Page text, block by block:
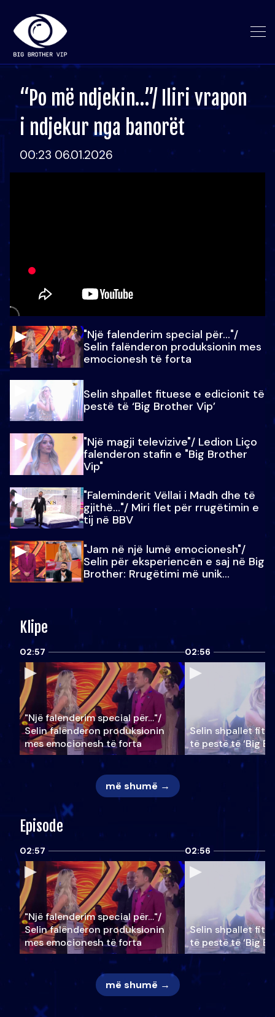
“Po më ndjekin…”/ Iliri vrapon
i ndjekur nga banorët
00:23 06.01.2026
"Një falenderim special për…"/
Selin falënderon produksionin mes
emocionesh të forta
Selin shpallet fituese e edicionit të
pestë të ‘Big Brother Vip’
"Një magji televizive"/ Ledion Liço
falenderon stafin e "Big Brother
Vip"
"Faleminderit Vëllai i Madh dhe të
gjithë…"/ Miri flet për rrugëtimin e
tij në BBV
"Jam në një lumë emocionesh"/
Selin për eksperiencën e saj në Big
Brother: Rrugëtimi më unik…
Klipe
02:57
"Një falenderim special për…"/
Selin falënderon produksionin
mes emocionesh të forta
02:56
Selin shpallet
të pestë të ‘Big
më shumë →
Episode
02:57
"Një falenderim special për…"/
Selin falënderon produksionin
mes emocionesh të forta
02:56
Selin shpallet
të pestë të ‘Big
më shumë →